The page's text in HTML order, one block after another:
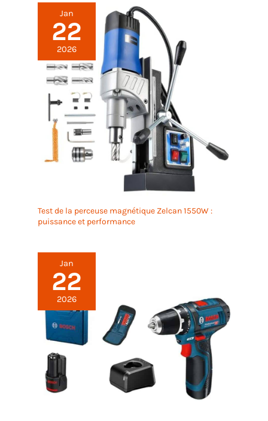
Jan
22
2026
Test de la perceuse magnétique Zelcan 1550W :
puissance et performance
Jan
22
2026